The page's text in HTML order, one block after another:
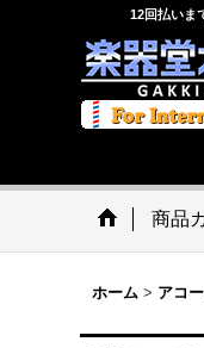
12回払いま
商品
ホーム > アコ